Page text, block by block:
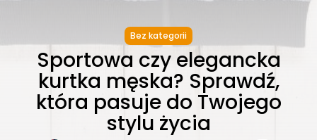
Bez kategorii
Sportowa czy elegancka
kurtka męska? Sprawdź,
która pasuje do Twojego
stylu życia